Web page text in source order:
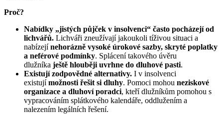
Proč?
Nabídky „jistých půjček v insolvenci“ často pocházejí od
lichvářů. Lichváři zneužívají jakoukoli tíživou situaci a
nabízejínehorázně vysoké úrokové sazby, skryté poplatky
a neférové podmínky. Splácení takového úvěru
dlužníka ještě hlouběji uvrhne do dluhové pasti.
Existují zodpovědné alternativy. I v insolvenci
existujímožnosti řešit si dluhy. Pomoci mohou neziskové
organizace a dluhoví poradci, kteří dlužníkům pomohou s
vypracováním splátkového kalendáře, oddlužením a
nalezením legálních řešení.